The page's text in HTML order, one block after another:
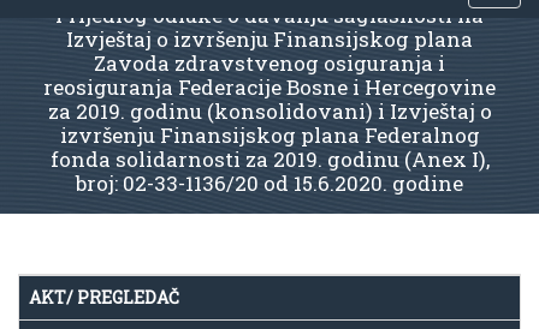
Prijedlog odluke o davanju saglasnosti na
Izvještaj o izvršenju Finansijskog plana
Zavoda zdravstvenog osiguranja i
reosiguranja Federacije Bosne i Hercegovine
za 2019. godinu (konsolidovani) i Izvještaj o
izvršenju Finansijskog plana Federalnog
fonda solidarnosti za 2019. godinu (Anex I),
broj: 02-33-1136/20 od 15.6.2020. godine
AKT/ PREGLEDAČ